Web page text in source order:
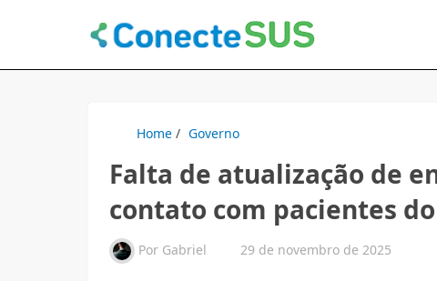
Home / Governo
Falta de atualização de
contato com pacientes
Por Gabriel 29 de novembro de 2025